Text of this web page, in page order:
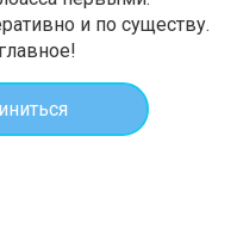
и по существу.